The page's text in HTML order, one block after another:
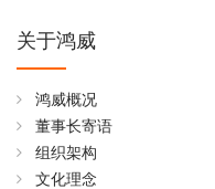
关于鸿威
鸿威概况
董事长寄语
组织架构
文化理念